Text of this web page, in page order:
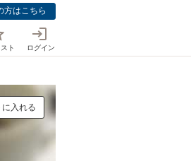
方はこちら
ト ログイン
入れる